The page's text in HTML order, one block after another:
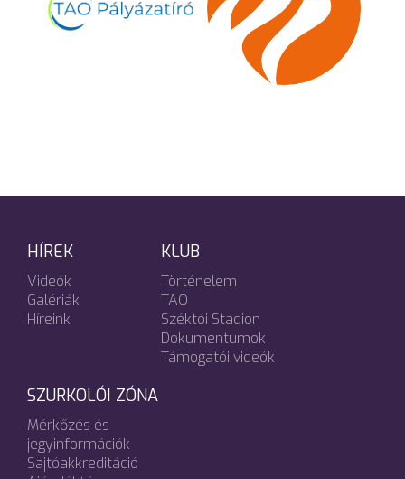
HÍREK
Videók
Galériák
Híreink
KLUB
Történelem
TAO
Széktói Stadion
Dokumentumok
Támogatói videók
SZURKOLÓI ZÓNA
Mérkőzés és
jegyinformációk
Sajtóakkreditáció